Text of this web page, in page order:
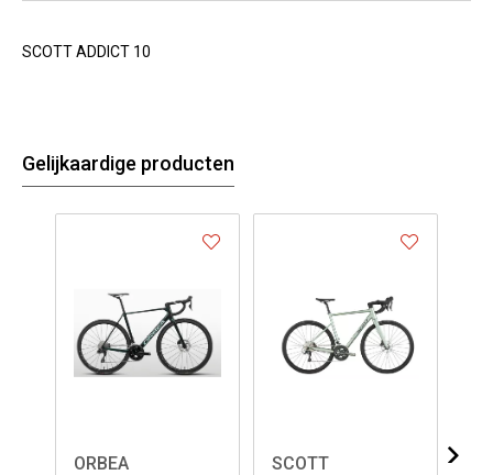
SCOTT ADDICT 10
Gelijkaardige producten
ORBEA
SCOTT